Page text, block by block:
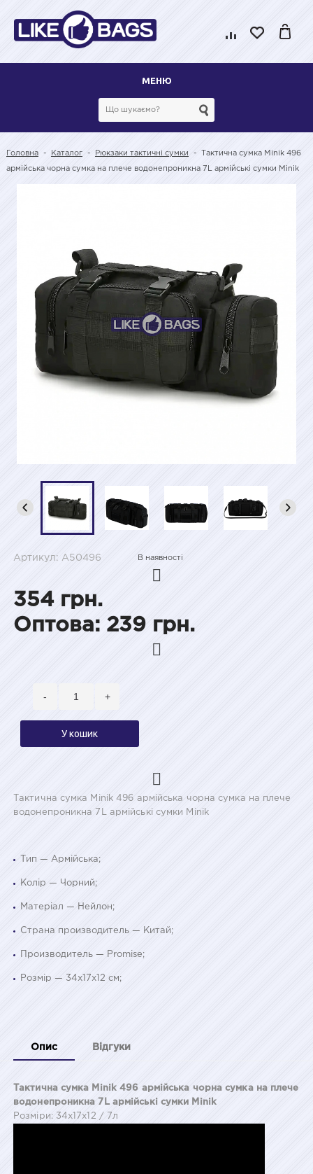
МЕНЮ
Головна - Каталог - Рюкзаки тактичні сумки - Тактична сумка Minik 496
армійська чорна сумка на плече водонепроникна 7L армійські сумки Minik
Артикул: A50496 В наявності
354 грн.
Оптова: 239 грн.
- +
У кошик
Тактична сумка Minik 496 армійська чорна сумка на плече
водонепроникна 7L армійські сумки Minik
Тип — Армійська;
Колір — Чорний;
Матеріал — Нейлон;
Страна производитель — Китай;
Производитель — Promise;
Розмір — 34х17х12 см;
Опис Відгуки
Тактична сумка Minik 496 армійська чорна сумка на плече
водонепроникна 7L армійські сумки Minik
Розміри: 34х17х12 / 7л